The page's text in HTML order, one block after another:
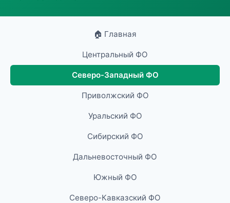
🏠 Главная
Центральный ФО
Северо-Западный ФО
Приволжский ФО
Уральский ФО
Сибирский ФО
Дальневосточный ФО
Южный ФО
Северо-Кавказский ФО